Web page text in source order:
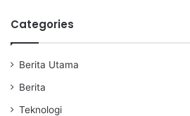
Categories
Berita Utama
Berita
Teknologi